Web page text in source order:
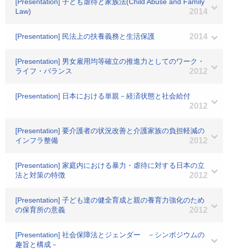
Law)
2014
[Presentation] 民法上の扶養義務と生活保護 2014
[Presentation] 男女雇用均等確立の推進力としてのワーク・
ライフ・バランス
2012
[Presentation] 日本における単親－経済状態と社会給付
2012
[Presentation] 要介護者の状況改善と介護家族の負担軽減の
インフラ整備
2012
[Presentation] 家庭内における暴力・虐待に対する日本の立
法と対策の特徴
2012
[Presentation] 子ども達の健全育成と親の養育力強化のため
の保育所の意義
2012
[Presentation] 社会保障法とジェンダー －シンポジウムの
趣旨と構成－